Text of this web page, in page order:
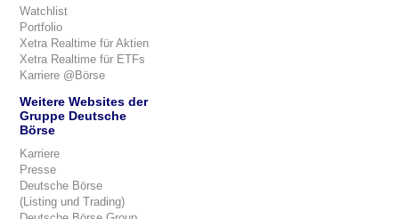
Watchlist
Portfolio
Xetra Realtime für Aktien
Xetra Realtime für ETFs
Karriere @Börse
Weitere Websites der
Gruppe Deutsche
Börse
Karriere
Presse
Deutsche Börse
(Listing und Trading)